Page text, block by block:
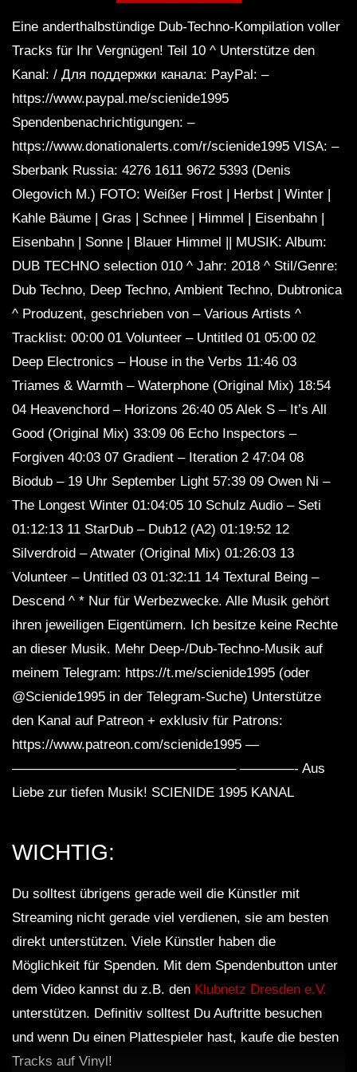
Dub Techno Sessions Episode 055
DUB TECHNO || Selection 084 ||
Minimal Boundaries
Dub Techno Music Set In The Mix By
Klaus
NARCOTIC 303 – Dub techno mix –
Muzaikfm 040
Dub Techno Sessions Episode 062
Dub Techno Music Set In The Mix # 33
By Klaüs.
Groove Dub Techno Mix #9 | A Quiet
Spot in A Loud Room
Andy Green – Dub Techno TV Podcast
Dub Techno Sessions Episode 084
Dub Techno || Selection 076 ||
By Klaüs.
Dub and Down tempo mix – BUMANI –
Eine anderthalbstündige Dub-Techno-Kompilation voller
Tracks für Ihr Vergnügen! Teil 10 ^ Unterstütze den
Kanal: / Для поддержки канала: PayPal: –
https://www.paypal.me/scienide1995
Spendenbenachrichtigungen: –
https://www.donationalerts.com/r/scienide1995 VISA: –
Sberbank Russia: 4276 1611 9672 5393 (Denis
Olegovich M.) FOTO: Weißer Frost | Herbst | Winter |
Kahle Bäume | Gras | Schnee | Himmel | Eisenbahn |
Eisenbahn | Sonne | Blauer Himmel || MUSIK: Album:
DUB TECHNO selection 010 ^ Jahr: 2018 ^ Stil/Genre:
Dub Techno, Deep Techno, Ambient Techno, Dubtronica
^ Produzent, geschrieben von – Various Artists ^
Tracklist: 00:00 01 Volunteer – Untitled 01 05:00 02
Deep Electronics – House in the Verbs 11:46 03
Triames & Warmth – Waterphone (Original Mix) 18:54
04 Heavenchord – Horizons 26:40 05 Alek S – It’s All
Good (Original Mix) 33:09 06 Echo Inspectors –
Forgiven 40:03 07 Gradient – ​​Iteration 2 47:04 08
Biodub – 19 Uhr September Light 57:39 09 Owen Ni –
The Longest Winter 01:04:05 10 Schulz Audio – Seti
01:12:13 11 StarDub – Dub12 (A2) 01:19:52 12
Silverdroid – Atwater (Original Mix) 01:26:03 13
Volunteer – Untitled 03 01:32:11 14 Textural Being –
Descend ^ * Nur für Werbezwecke. Alle Musik gehört
ihren jeweiligen Eigentümern. Ich besitze keine Rechte
an dieser Musik. Mehr Deep-/Dub-Techno-Musik auf
meinem Telegram: https://t.me/scienide1995 (oder
@Scienide1995 in der Telegram-Suche) Unterstütze
den Kanal auf Patreon + exklusiv für Patrons:
https://www.patreon.com/scienide1995 —
————————————————– ————- Aus
Liebe zur tiefen Musik! SCIENIDE 1995 KANAL
WICHTIG:
Du solltest übrigens gerade weil die Künstler mit
Streaming nicht gerade viel verdienen, sie am besten
direkt unterstützen. Viele Künstler haben die
Möglichkeit für Spenden. Mit dem Spendenbutton unter
dem Video kannst du z.B. den Klubnetz Dresden e.V.
unterstützen. Definitiv solltest Du Auftritte besuchen
und wenn Du einen Plattespieler hast, kaufe die besten
Tracks auf Vinyl!